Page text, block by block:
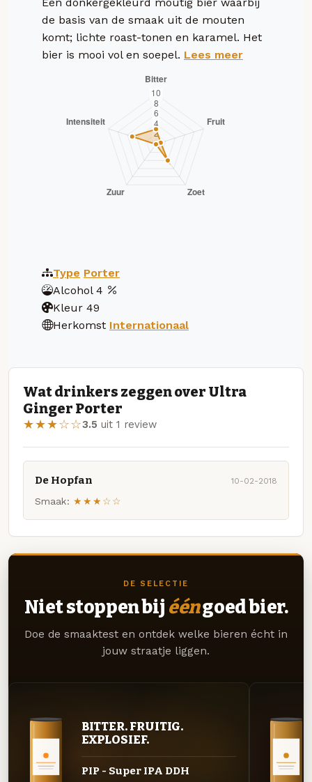
de basis van de smaak uit de mouten
komt; lichte roast-tonen en karamel. Het
bier is mooi vol en soepel. Lees meer
Type Porter
Alcohol 4
Kleur 49
Herkomst Internationaal
Wat drinkers zeggen over Ultra
Ginger Porter
★★★☆☆3.5 uit 1 review
De Hopfan 10-02-2018
Smaak: ★★★☆☆
DE SELECTIE
Niet stoppen bij ééngoed bier.
Doe de smaaktest en ontdek welke bieren écht in
jouw straatje liggen.
BITTER. FRUITIG.
EXPLOSIEF.
PIP - Super IPA DDH